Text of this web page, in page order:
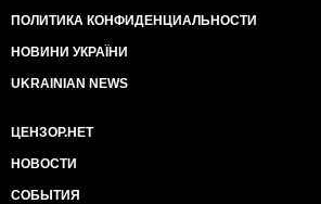
ПОЛИТИКА КОНФИДЕНЦИАЛЬНОСТИ
НОВИНИ УКРАЇНИ
UKRAINIAN NEWS
ЦЕНЗОР.НЕТ
НОВОСТИ
СОБЫТИЯ